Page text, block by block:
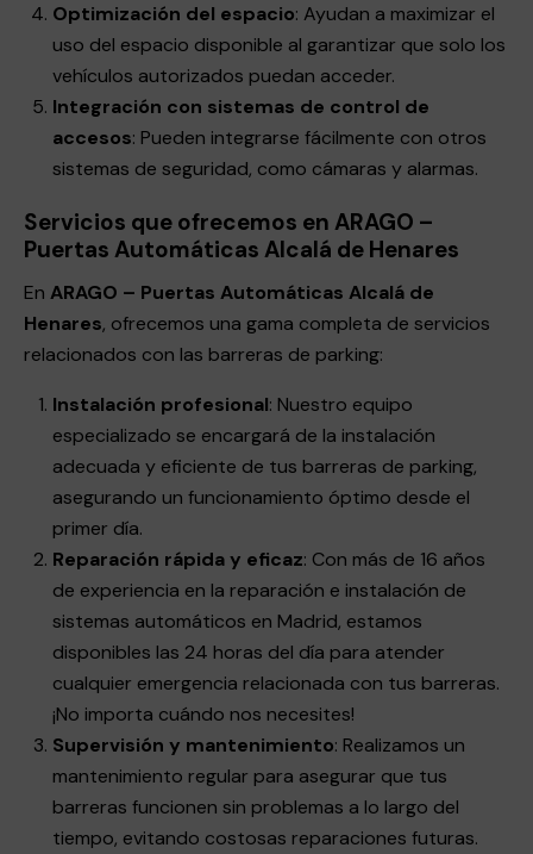
Optimización del espacio: Ayudan a maximizar el
uso del espacio disponible al garantizar que solo los
vehículos autorizados puedan acceder.
Integración con sistemas de control de
accesos: Pueden integrarse fácilmente con otros
sistemas de seguridad, como cámaras y alarmas.
Servicios que ofrecemos en ARAGO –
Puertas Automáticas Alcalá de Henares
En ARAGO – Puertas Automáticas Alcalá de
Henares, ofrecemos una gama completa de servicios
relacionados con las barreras de parking:
Instalación profesional: Nuestro equipo
especializado se encargará de la instalación
adecuada y eficiente de tus barreras de parking,
asegurando un funcionamiento óptimo desde el
primer día.
Reparación rápida y eficaz: Con más de 16 años
de experiencia en la reparación e instalación de
sistemas automáticos en Madrid, estamos
disponibles las 24 horas del día para atender
cualquier emergencia relacionada con tus barreras.
¡No importa cuándo nos necesites!
Supervisión y mantenimiento: Realizamos un
mantenimiento regular para asegurar que tus
barreras funcionen sin problemas a lo largo del
tiempo, evitando costosas reparaciones futuras.